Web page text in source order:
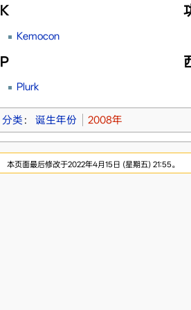
K
Kemocon
P
Plurk
分类 ： 诞生年份 2008年
本页面最后修改于2022年4月15日 (星期五) 21:55。